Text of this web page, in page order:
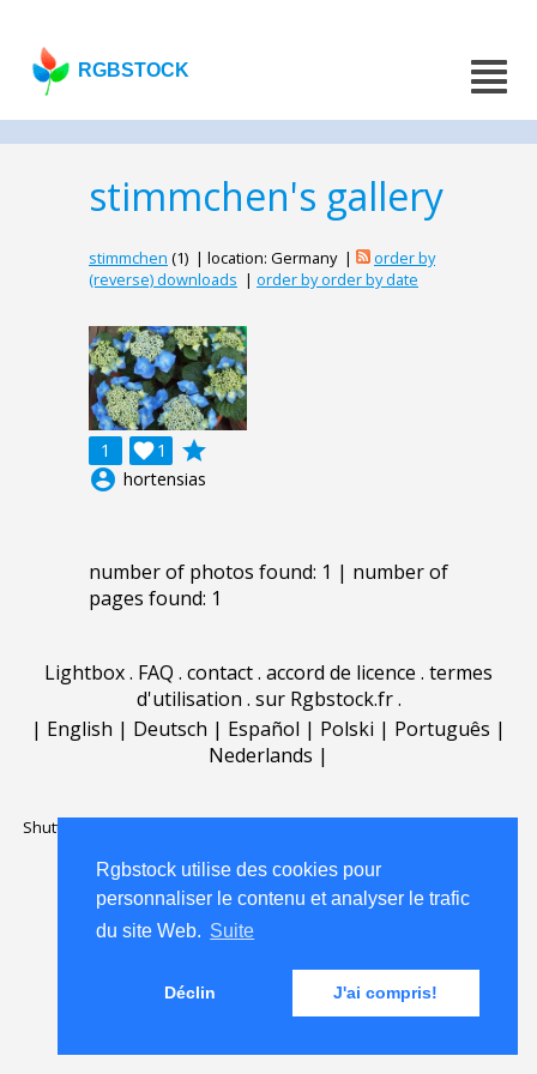
Rgbstock utilise des cookies pour
personnaliser le contenu et analyser le trafic
du site Web. Suite
Déclin J'ai compris!
RGBSTOCK
stimmchen's gallery
stimmchen (1) | location: Germany |
order by
(reverse) downloads | order by order by date
1 1

grade
account_circle hortensias
number of photos found: 1 | number of
pages found: 1
Lightbox. FAQ . contact. accord de licence . termes
d'utilisation . sur Rgbstock.fr.
| English | Deutsch | Español | Polski | Português |
Nederlands |
Shutterstock official partner of Rgbstock